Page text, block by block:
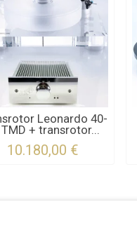
Leonardo 40-
+ transrotor...
10.180,00 €